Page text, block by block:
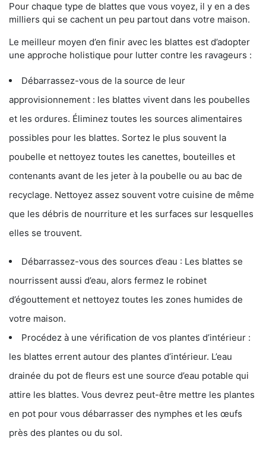
Pour chaque type de blattes que vous voyez, il y en a des
milliers qui se cachent un peu partout dans votre maison.
Le meilleur moyen d’en finir avec les blattes est d’adopter
une approche holistique pour lutter contre les ravageurs :
Débarrassez-vous de la source de leur
approvisionnement : les blattes vivent dans les poubelles
et les ordures. Éliminez toutes les sources alimentaires
possibles pour les blattes. Sortez le plus souvent la
poubelle et nettoyez toutes les canettes, bouteilles et
contenants avant de les jeter à la poubelle ou au bac de
recyclage. Nettoyez assez souvent votre cuisine de même
que les débris de nourriture et les surfaces sur lesquelles
elles se trouvent.
Débarrassez-vous des sources d’eau : Les blattes se
nourrissent aussi d’eau, alors fermez le robinet
d’égouttement et nettoyez toutes les zones humides de
votre maison.
Procédez à une vérification de vos plantes d’intérieur :
les blattes errent autour des plantes d’intérieur. L’eau
drainée du pot de fleurs est une source d’eau potable qui
attire les blattes. Vous devrez peut-être mettre les plantes
en pot pour vous débarrasser des nymphes et les œufs
près des plantes ou du sol.